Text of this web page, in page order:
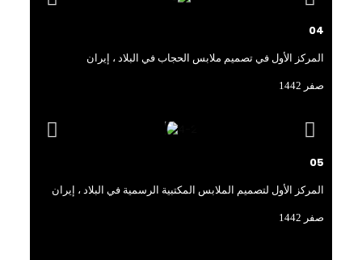
04
المركز الأول في تصميم ملابس الحجاب في البلاد ، إيران
صفر 1442
05
المركز الأول لتصميم الملابس المكتبية الرسمية في البلاد ، إيران
صفر 1442